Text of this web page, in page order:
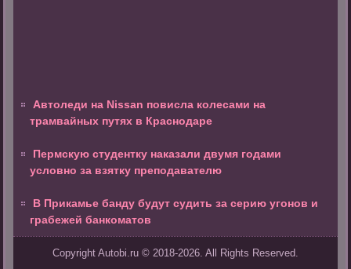
Автоледи на Nissan повисла колесами на
трамвайных путях в Краснодаре
Пермскую студентку наказали двумя годами
условно за взятку преподавателю
В Прикамье банду будут судить за серию угонов и
грабежей банкоматов
Copyright Autobi.ru © 2018-2026. All Rights Reserved.